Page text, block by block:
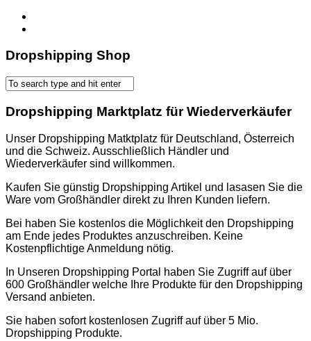
Dropshipping Shop
Dropshipping Marktplatz für Wiederverkäufer
Unser Dropshipping Matktplatz für Deutschland, Österreich
und die Schweiz. Ausschließlich Händler und
Wiederverkäufer sind willkommen.
Kaufen Sie günstig Dropshipping Artikel und lasasen Sie die
Ware vom Großhändler direkt zu Ihren Kunden liefern.
Bei haben Sie kostenlos die Möglichkeit den Dropshipping
am Ende jedes Produktes anzuschreiben. Keine
Kostenpflichtige Anmeldung nötig.
In Unseren Dropshipping Portal haben Sie Zugriff auf über
600 Großhändler welche Ihre Produkte für den Dropshipping
Versand anbieten.
Sie haben sofort kostenlosen Zugriff auf über 5 Mio.
Dropshipping Produkte.